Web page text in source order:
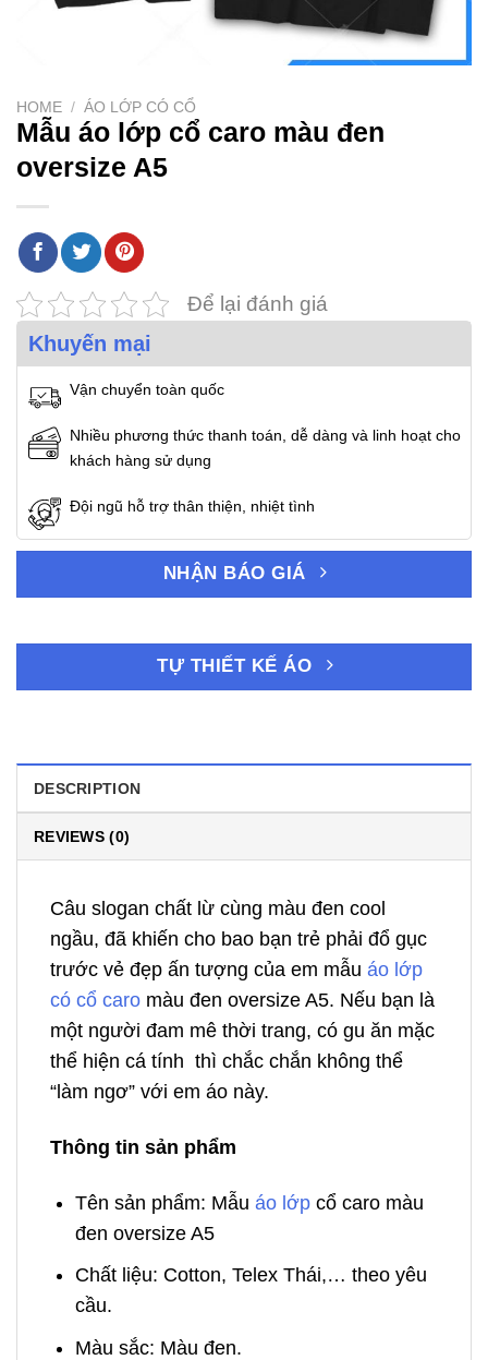
HOME / ÁO LỚP CÓ CỔ
Mẫu áo lớp cổ caro màu đen
oversize A5
Để lại đánh giá
Khuyến mại
Vận chuyển toàn quốc
Nhiều phương thức thanh toán, dễ dàng và linh hoạt cho
khách hàng sử dụng
Đội ngũ hỗ trợ thân thiện, nhiệt tình
NHẬN BÁO GIÁ
TỰ THIẾT KẾ ÁO
DESCRIPTION
REVIEWS (0)
Câu slogan chất lừ cùng màu đen cool
ngầu, đã khiến cho bao bạn trẻ phải đổ gục
trước vẻ đẹp ấn tượng của em mẫu áo lớp
có cổ caro màu đen oversize A5. Nếu bạn là
một người đam mê thời trang, có gu ăn mặc
thể hiện cá tính thì chắc chắn không thể
“làm ngơ” với em áo này.
Thông tin sản phẩm
Tên sản phẩm: Mẫu áo lớpcổ caro màu
đen oversize A5
Chất liệu: Cotton, Telex Thái,… theo yêu
cầu.
Màu sắc: Màu đen.